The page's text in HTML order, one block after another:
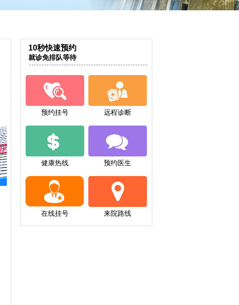
10秒快速预约
就诊免排队等待
预约挂号 远程诊断
健康热线 预约医生
在线挂号 来院路线